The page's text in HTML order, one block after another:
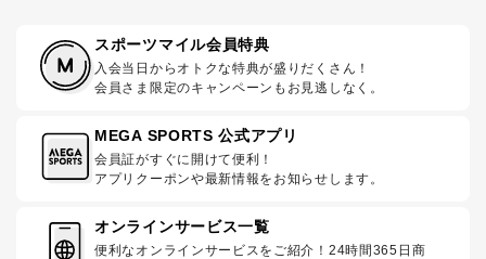
スポーツマイル会員特典
入会当日からオトクな特典が盛りだくさん！
会員さま限定のキャンペーンもお見逃しなく。
MEGA SPORTS 公式アプリ
会員証がすぐに開けて便利！
アプリクーポンや最新情報をお知らせします。
オンラインサービス一覧
便利なオンラインサービスをご紹介！24時間365日商